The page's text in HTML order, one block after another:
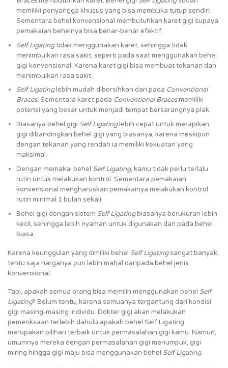
memiliki penyangga khusus yang bisa membuka tutup sendiri.
Sementara behel konvensional membutuhkan karet gigi supaya
pemakaian behelnya bisa benar-benar efektif.
Self Ligatingtidak menggunakan karet, sehingga tidak
menimbulkan rasa sakit, seperti pada saat menggunakan behel
gigi konvensional. Karena karet gigi bisa membuat tekanan dan
menimbulkan rasa sakit.
Self Ligatinglebih mudah dibersihkan dari pada Conventional
Braces. Sementara karet pada Conventional Bracesmemiliki
potensi yang besar untuk menjadi tempat bersarangnya plak.
Biasanya behel gigi Self Ligatinglebih cepat untuk merapikan
gigi dibandingkan behel gigi yang biasanya, karena meskipun
dengan tekanan yang rendah ia memiliki kekuatan yang
maksimal.
Dengan memakai behel Self Ligating, kamu tidak perlu terlalu
rutin untuk melakukan kontrol. Sementara pemakaian
konvensional mengharuskan pemakainya melakukan kontrol
rutin minimal 1 bulan sekali.
Behel gigi dengan sistem Self Ligatingbiasanya berukuran lebih
kecil, sehingga lebih nyaman untuk digunakan dari pada behel
biasa.
Karena keunggulan yang dimiliki behel Self Ligatingsangat banyak,
tentu saja harganya pun lebih mahal daripada behel jenis
konvensional.
Tapi, apakah semua orang bisa memilih menggunakan behel Self
Ligating? Belum tentu, karena semuanya tergantung dari kondisi
gigi masing-masing individu. Dokter gigi akan melakukan
pemeriksaan terlebih dahulu apakah behel Self Ligating
merupakan pilihan terbaik untuk permasalahan gigi kamu. Namun,
umumnya mereka dengan permasalahan gigi menumpuk, gigi
miring hingga gigi maju bisa menggunakan behel Self Ligating.